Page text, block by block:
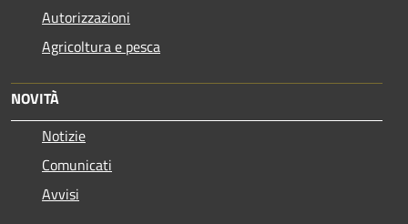
Autorizzazioni
Agricoltura e pesca
NOVITÀ
Notizie
Comunicati
Avvisi